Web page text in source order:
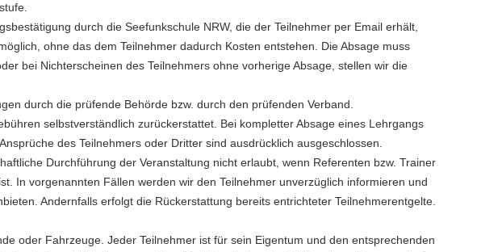
durch die Seefunkschule NRW, die der Teilnehmer per Email erhält,
ohne das dem Teilnehmer dadurch Kosten entstehen. Die Absage muss
bei Nichterscheinen des Teilnehmers ohne vorherige Absage, stellen wir die
durch die prüfende Behörde bzw. durch den prüfenden Verband.
selbstverständlich zurückerstattet. Bei kompletter Absage eines Lehrgangs
des Teilnehmers oder Dritter sind ausdrücklich ausgeschlossen.
Durchführung der Veranstaltung nicht erlaubt, wenn Referenten bzw. Trainer
In vorgenannten Fällen werden wir den Teilnehmer unverzüglich informieren und
Andernfalls erfolgt die Rückerstattung bereits entrichteter Teilnehmerentgelte.
oder Fahrzeuge. Jeder Teilnehmer ist für sein Eigentum und den entsprechenden